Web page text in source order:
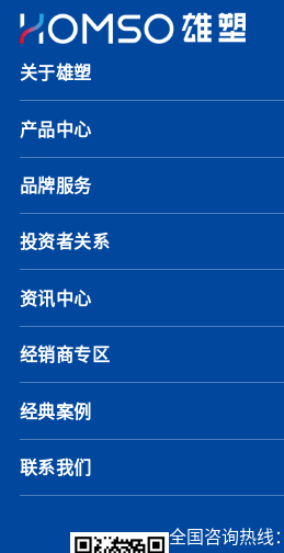
关于雄塑
产品中心
品牌服务
投资者关系
资讯中心
经销商专区
经典案例
联系我们
全国咨询热线：